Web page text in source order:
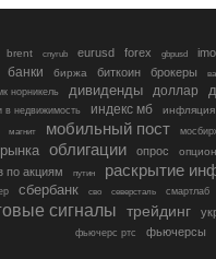
brent cnyrub eurusd forex gbpusd
банки биржа биткоин брокеры
норникель
дивиденды доллар
в недвижимость индекс мб
инфляция
магнит мобильный пост
облигации опрос
по акциям путин раскрытие
сбербанк сво северсталь смартлаб
сигналы трейдинг
фьючерс ртс фьючерсы